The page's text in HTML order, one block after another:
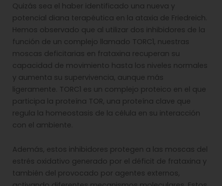
Quizás sea el haber identificado una nueva y
potencial diana terapéutica en la ataxia de Friedreich.
Hemos observado que al utilizar dos inhibidores de la
función de un complejo llamado TORC1, nuestras
moscas deficitarias en frataxina recuperan su
capacidad de movimiento hasta los niveles normales
y aumenta su supervivencia, aunque más
ligeramente. TORC1 es un complejo proteico en el que
participa la proteína TOR, una proteína clave que
regula la homeostasis de la célula en su interacción
con el ambiente.
Además, estos inhibidores protegen a las moscas del
estrés oxidativo generado por el déficit de frataxina y
también del provocado por agentes externos,